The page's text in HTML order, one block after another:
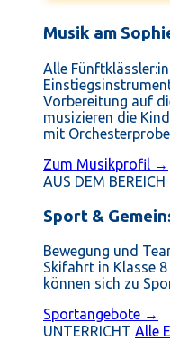
Musik am
Alle
Vorbereitung auf
musizieren die
mit
Zum Musikprofil →
AUS DEM BEREICH
Sport &
Bewegung und
Skifahrt in Klasse
können sich zu
Sportangebote →
UNTERRICHT Alle